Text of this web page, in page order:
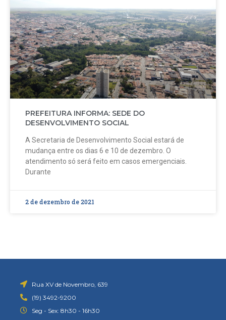
PREFEITURA INFORMA: SEDE DO
DESENVOLVIMENTO SOCIAL
A Secretaria de Desenvolvimento Social estará de
mudança entre os dias 6 e 10 de dezembro. O
atendimento só será feito em casos emergenciais.
Durante
2 de dezembro de 2021
Rua XV de Novembro, 639
(19) 3492-9200
Seg - Sex: 8h30 - 16h30